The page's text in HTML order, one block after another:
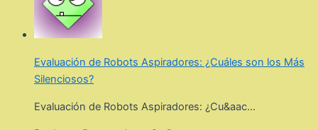
Evaluación de Robots Aspiradores: ¿Cuáles son los Más
Silenciosos?
Evaluación de Robots Aspiradores: ¿Cu&aac...